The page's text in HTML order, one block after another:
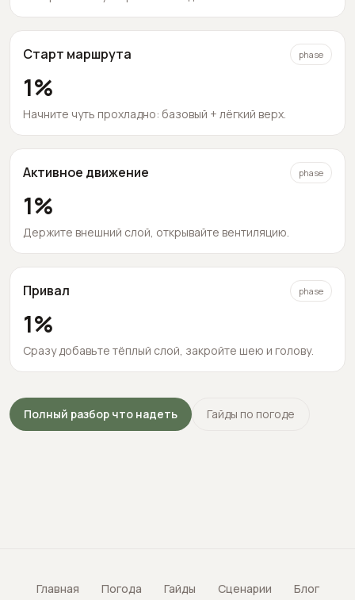
Старт маршрута phase
1%
Начните чуть прохладно: базовый + лёгкий верх.
Активное движение phase
1%
Держите внешний слой, открывайте вентиляцию.
Привал phase
1%
Сразу добавьте тёплый слой, закройте шею и голову.
Полный разбор что надеть Гайды по погоде
Главная Погода Гайды Сценарии Блог